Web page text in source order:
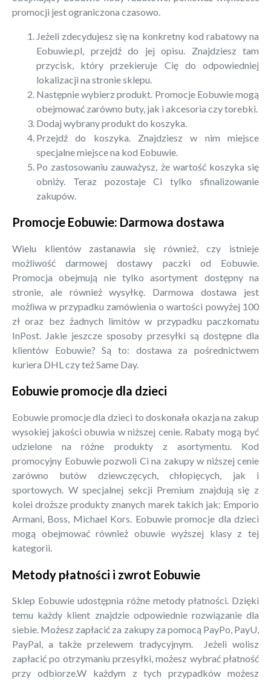
promocji jest ograniczona czasowo.
Jeżeli zdecydujesz się na konkretny kod rabatowy na
Eobuwie.pl, przejdź do jej opisu. Znajdziesz tam
przycisk, który przekieruje Cię do odpowiedniej
lokalizacji na stronie sklepu.
Następnie wybierz produkt. Promocje Eobuwie mogą
obejmować zarówno buty, jak i akcesoria czy torebki.
Dodaj wybrany produkt do koszyka.
Przejdź do koszyka. Znajdziesz w nim miejsce
specjalne miejsce na kod Eobuwie.
Po zastosowaniu zauważysz, że wartość koszyka się
obniży. Teraz pozostaje Ci tylko sfinalizowanie
zakupów.
Promocje Eobuwie: Darmowa dostawa
Wielu klientów zastanawia się również, czy istnieje
możliwość darmowej dostawy paczki od Eobuwie.
Promocja obejmują nie tylko asortyment dostępny na
stronie, ale również wysyłkę. Darmowa dostawa jest
możliwa w przypadku zamówienia o wartości powyżej 100
zł oraz bez żadnych limitów w przypadku paczkomatu
InPost. Jakie jeszcze sposoby przesyłki są dostępne dla
klientów Eobuwie? Są to: dostawa za pośrednictwem
kuriera DHL czy też Same Day.
Eobuwie promocje dla dzieci
Eobuwie promocje dla dzieci to doskonała okazja na zakup
wysokiej jakości obuwia w niższej cenie. Rabaty mogą być
udzielone na różne produkty z asortymentu. Kod
promocyjny Eobuwie pozwoli Ci na zakupy w niższej cenie
zarówno butów dziewczęcych, chłopięcych, jak i
sportowych. W specjalnej sekcji Premium znajdują się z
kolei droższe produkty znanych marek takich jak: Emporio
Armani, Boss, Michael Kors. Eobuwie promocje dla dzieci
mogą obejmować również obuwie wyższej klasy z tej
kategorii.
Metody płatności i zwrot Eobuwie
Sklep Eobuwie udostępnia różne metody płatności. Dzięki
temu każdy klient znajdzie odpowiednie rozwiązanie dla
siebie. Możesz zapłacić za zakupy za pomocą PayPo, PayU,
PayPal, a także przelewem tradycyjnym. Jeżeli wolisz
zapłacić po otrzymaniu przesyłki, możesz wybrać płatność
przy odbiorze.W każdym z tych przypadków możesz